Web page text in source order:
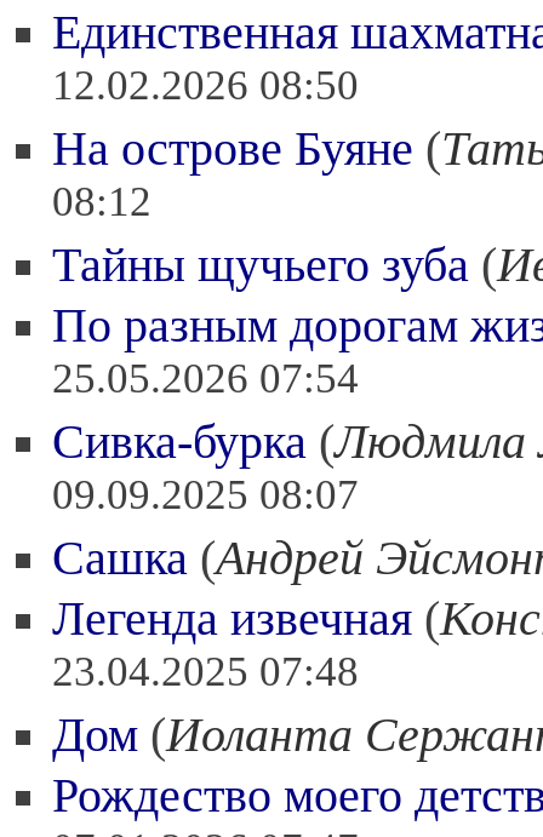
Единственная
12.02.2026 08:50
На острове Буяне (
08:12
Тайны щучьего зуба (
По разным дорогам
25.05.2026 07:54
Сивка-бурка (Людмила
09.09.2025 08:07
Сашка (Андрей
Легенда извечная (
23.04.2025 07:48
Дом (Иоланта
Рождество моего